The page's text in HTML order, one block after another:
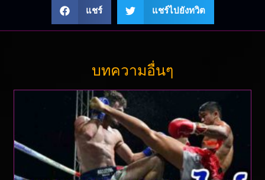
แชร์ แชร์ไปยังทวิต
บทความอื่นๆ